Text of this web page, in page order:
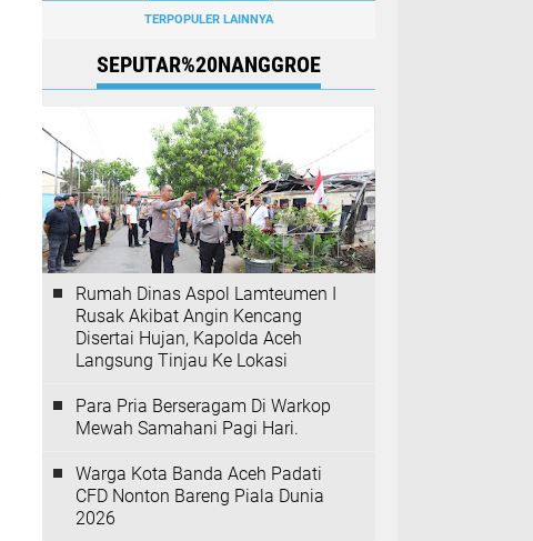
TERPOPULER LAINNYA
SEPUTAR%20NANGGROE
Rumah Dinas Aspol Lamteumen I
Rusak Akibat Angin Kencang
Disertai Hujan, Kapolda Aceh
Langsung Tinjau Ke Lokasi
Para Pria Berseragam Di Warkop
Mewah Samahani Pagi Hari.
Warga Kota Banda Aceh Padati
CFD Nonton Bareng Piala Dunia
2026